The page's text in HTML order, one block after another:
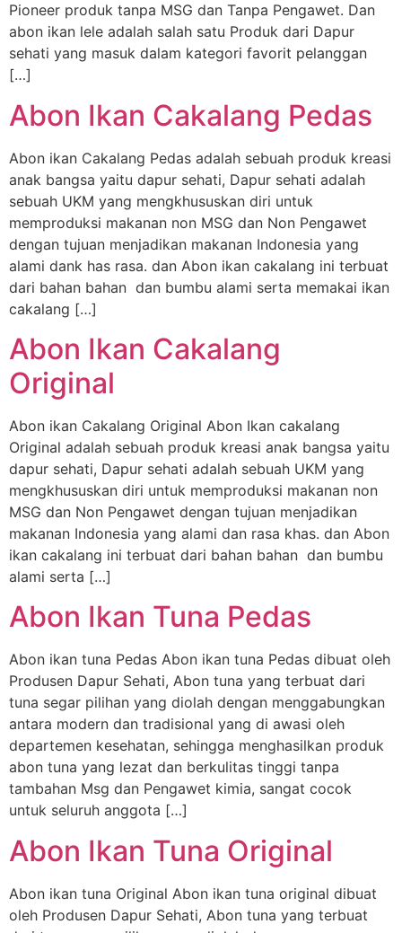
Pioneer produk tanpa MSG dan Tanpa Pengawet. Dan
abon ikan lele adalah salah satu Produk dari Dapur
sehati yang masuk dalam kategori favorit pelanggan
[…]
Abon Ikan Cakalang Pedas
Abon ikan Cakalang Pedas adalah sebuah produk kreasi
anak bangsa yaitu dapur sehati, Dapur sehati adalah
sebuah UKM yang mengkhususkan diri untuk
memproduksi makanan non MSG dan Non Pengawet
dengan tujuan menjadikan makanan Indonesia yang
alami dank has rasa. dan Abon ikan cakalang ini terbuat
dari bahan bahan dan bumbu alami serta memakai ikan
cakalang […]
Abon Ikan Cakalang
Original
Abon ikan Cakalang Original Abon Ikan cakalang
Original adalah sebuah produk kreasi anak bangsa yaitu
dapur sehati, Dapur sehati adalah sebuah UKM yang
mengkhususkan diri untuk memproduksi makanan non
MSG dan Non Pengawet dengan tujuan menjadikan
makanan Indonesia yang alami dan rasa khas. dan Abon
ikan cakalang ini terbuat dari bahan bahan dan bumbu
alami serta […]
Abon Ikan Tuna Pedas
Abon ikan tuna Pedas Abon ikan tuna Pedas dibuat oleh
Produsen Dapur Sehati, Abon tuna yang terbuat dari
tuna segar pilihan yang diolah dengan menggabungkan
antara modern dan tradisional yang di awasi oleh
departemen kesehatan, sehingga menghasilkan produk
abon tuna yang lezat dan berkulitas tinggi tanpa
tambahan Msg dan Pengawet kimia, sangat cocok
untuk seluruh anggota […]
Abon Ikan Tuna Original
Abon ikan tuna Original Abon ikan tuna original dibuat
oleh Produsen Dapur Sehati, Abon tuna yang terbuat